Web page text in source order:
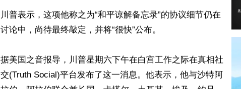
川普表示，这项他称之为“和平谅解备忘录”的协议细节仍在
讨论中，尚待最终敲定，并将“很快”公布。
据美国之音报导，川普星期六下午在白宫工作之际在真相社
交(Truth Social)平台发布了这一消息。他表示，他与沙特阿